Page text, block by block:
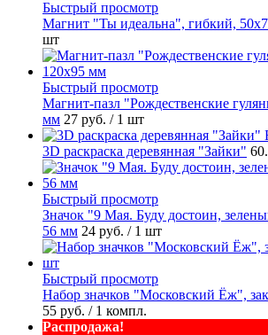
Быстрый просмотр
Магнит "Ты идеальна", гибкий,
шт
Быстрый просмотр
Магнит-пазл "Рождественские
мм 27 руб. / 1 шт
3D раскраска деревянная "Зайки"
Быстрый просмотр
Значок "9 Мая. Буду достоин,
56 мм 24 руб. / 1 шт
Быстрый просмотр
Набор значков "Московский Ёж",
55 руб. / 1 компл.
Распродажа!